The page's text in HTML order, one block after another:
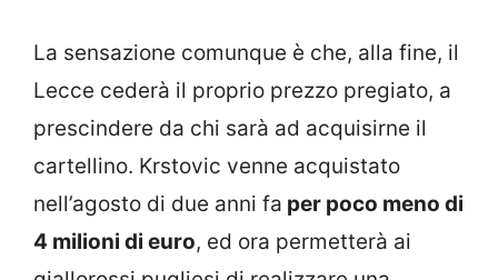
La sensazione comunque è che, alla fine, il
Lecce cederà il proprio prezzo pregiato, a
prescindere da chi sarà ad acquisirne il
cartellino. Krstovic venne acquistato
nell’agosto di due anni fa per poco meno di
4 milioni di euro, ed ora permetterà ai